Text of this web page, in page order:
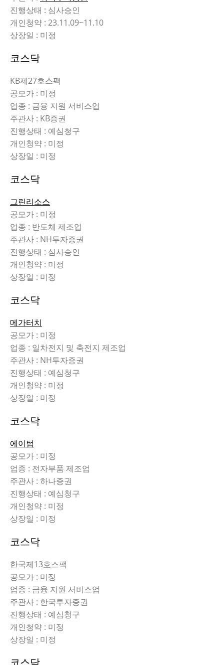
진행상태 : 심사승인
개인청약 : 23.11.09~11.10
상장일 : 미정
코스닥
KB제27호스팩
공모가 : 미정
업종 : 금융 지원 서비스업
주관사 : KB증권
진행상태 : 예심청구
개인청약 : 미정
상장일 : 미정
코스닥
그린리소스
공모가 : 미정
업종 : 반도체 제조업
주관사 : NH투자증권
진행상태 : 심사승인
개인청약 : 미정
상장일 : 미정
코스닥
메가터치
공모가 : 미정
업종 : 일차전지 및 축전지 제조업
주관사 : NH투자증권
진행상태 : 예심청구
개인청약 : 미정
상장일 : 미정
코스닥
에이텀
공모가 : 미정
업종 : 전자부품 제조업
주관사 : 하나증권
진행상태 : 예심청구
개인청약 : 미정
상장일 : 미정
코스닥
한국제13호스팩
공모가 : 미정
업종 : 금융 지원 서비스업
주관사 : 한국투자증권
진행상태 : 예심청구
개인청약 : 미정
상장일 : 미정
코스닥